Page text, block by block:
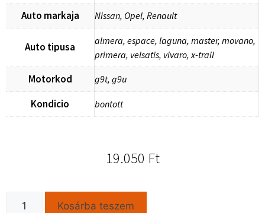
Auto markaja Nissan, Opel, Renault
Auto tipusa
almera, espace, laguna, master, movano,
primera, velsatis, vivaro, x-trail
Motorkod g9t, g9u
Kondicio bontott
19.050 Ft
Kosárba teszem